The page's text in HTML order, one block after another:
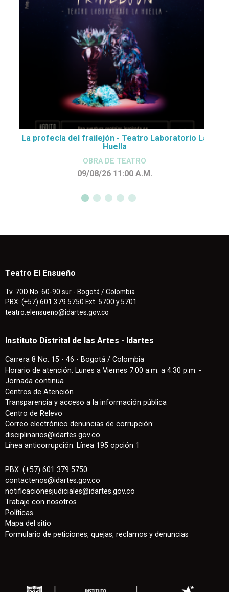
La profecía del frailejón - Teatro Laboratorio La
Huella
OBRA DE TEATRO
09/08/26 11:00 A.M.
Teatro El Ensueño
Tv. 70D No. 60-90 sur - Bogotá / Colombia
PBX: (+57) 601 379 5750 Ext. 5700 y 5701
teatro.elensueno@idartes.gov.co
Instituto Distrital de las Artes - Idartes
Carrera 8 No. 15 - 46 - Bogotá / Colombia
Horario de atención: Lunes a Viernes 7:00 a.m. a 4:30 p.m. -
Jornada continua
Centros de Atención
Transparencia y acceso a la información pública
Centro de Relevo
Correo electrónico denuncias de corrupción:
disciplinarios@idartes.gov.co
Línea anticorrupción: Línea 195 opción 1
PBX: (+57) 601 379 5750
contactenos@idartes.gov.co
notificacionesjudiciales@idartes.gov.co
Trabaje con nosotros
Políticas
Mapa del sitio
Formulario de peticiones, quejas, reclamos y denuncias